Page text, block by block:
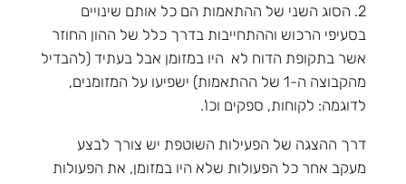
2. הסוג השני של ההתאמות הם כל אותם שינויים
בסעיפי הרכוש וההתחייבות בדרך כלל של ההון החוזר
אשר בתקופת הדוח לא היו במזומן אבל בעתיד (להבדיל
מהקבוצה ה-1 של ההתאמות) ישפיעו על המזומנים,
לדוגמה: לקוחות, ספקים וכו'.
דרך ההצגה של הפעילות השוטפת יש צורך לבצע
מעקב אחר כל הפעולות שלא היו במזומן, את הפעולות